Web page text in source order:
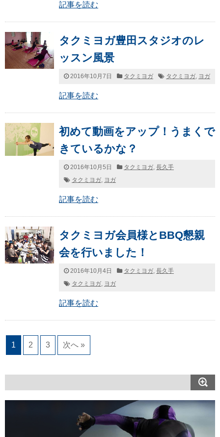
記事を読む
タクミヨガ豊田スタジオのレ
ッスン風景
2016年10月7日 タクミヨガ タクミヨガ, ヨガ
記事を読む
初めて動画をアップ！うまくで
きているかな？
2016年10月5日 タクミヨガ, 長久手
タクミヨガ, ヨガ
記事を読む
タクミヨガ会員様とBBQ懇親
会を行いました！
2016年10月4日 タクミヨガ, 長久手
タクミヨガ, ヨガ
記事を読む
1 2 3 次へ »